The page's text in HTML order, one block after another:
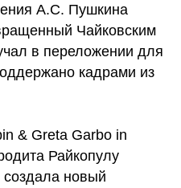
А.С. Пушкина
Чайковским
в переложении для
кадрами из
& Greta Garbo in
Райкопулу
новый